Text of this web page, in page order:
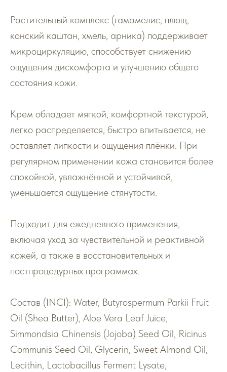
Растительный комплекс (гамамелис, плющ,
конский каштан, хмель, арника) поддерживает
микроциркуляцию, способствует снижению
ощущения дискомфорта и улучшению общего
состояния кожи.
Крем обладает мягкой, комфортной текстурой,
легко распределяется, быстро впитывается, не
оставляет липкости и ощущения плёнки. При
регулярном применении кожа становится более
спокойной, увлажнённой и устойчивой,
уменьшается ощущение стянутости.
Подходит для ежедневного применения,
включая уход за чувствительной и реактивной
кожей, а также в восстановительных и
постпроцедурных программах.
Состав (INCI): Water, Butyrospermum Parkii Fruit
Oil (Shea Butter), Aloe Vera Leaf Juice,
Simmondsia Chinensis (Jojoba) Seed Oil, Ricinus
Communis Seed Oil, Glycerin, Sweet Almond Oil,
Lecithin, Lactobacillus Ferment Lysate,